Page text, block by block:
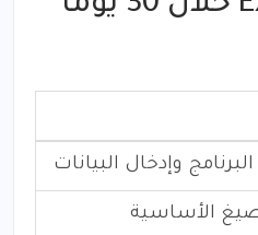
وإدخال البيانات
الأساسية